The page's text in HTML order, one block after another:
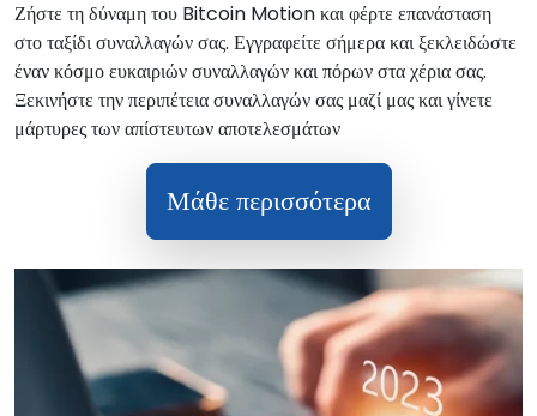
Ζήστε τη δύναμη του Bitcoin Motion και φέρτε επανάσταση
στο ταξίδι συναλλαγών σας. Εγγραφείτε σήμερα και ξεκλειδώστε
έναν κόσμο ευκαιριών συναλλαγών και πόρων στα χέρια σας.
Ξεκινήστε την περιπέτεια συναλλαγών σας μαζί μας και γίνετε
μάρτυρες των απίστευτων αποτελεσμάτων
Μάθε περισσότερα